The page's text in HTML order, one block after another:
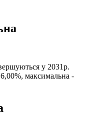
у 2031р.
6,00%, максимальна -